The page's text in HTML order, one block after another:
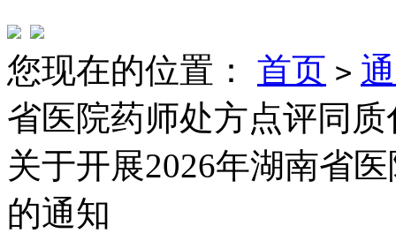
您现在的位置： 首页 >
省医院药师处方点评同
关于开展2026年湖南省
的通知